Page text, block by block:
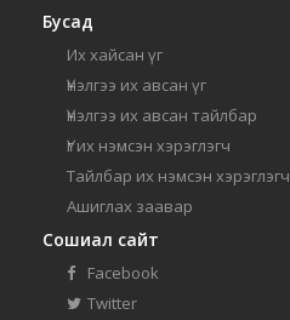
Бусад
Их хайсан үг
Үнэлгээ их авсан үг
Үнэлгээ их авсан тайлбар
Үг их нэмсэн хэрэглэгч
Тайлбар их нэмсэн хэрэглэгч
Ашиглах заавар
Сошиал сайт
Facebook
Twitter